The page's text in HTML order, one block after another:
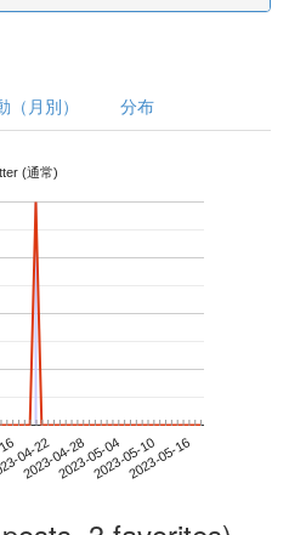
（月別） 分布
(通常)
04-22
2023-04-282023-05-042023-05-102023-05-16